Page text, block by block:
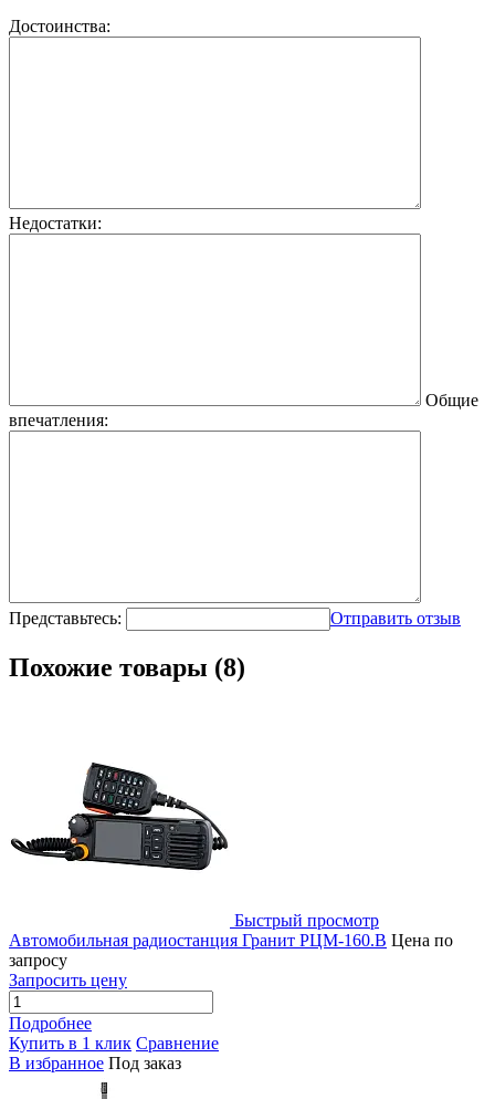
Достоинства:
Недостатки:
Общие
впечатления:
Представьтесь: Отправить отзыв
Похожие товары (8)
Быстрый просмотр
Автомобильная радиостанция Гранит РЦМ-160.В Цена по
запросу
Запросить цену
Подробнее
Купить в 1 клик Сравнение
В избранное Под заказ